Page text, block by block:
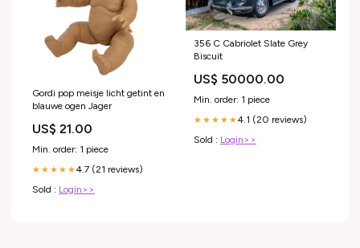
Gordi pop meisje licht getint en
blauwe ogen Jager
US$ 21.00
Min. order: 1 piece
★★★★★4.7 (21 reviews)
Sold : Login>>
356 C Cabriolet Slate Grey
Biscuit
US$ 50000.00
Min. order: 1 piece
★★★★★4.1 (20 reviews)
Sold : Login>>